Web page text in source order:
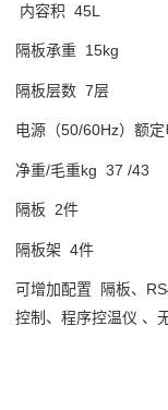
内容积 45L
隔板承重 15kg
隔板层数 7层
电源（50/60Hz）额
净重/毛重kg 37 /43
隔板 2件
隔板架 4件
可增加配置 隔板、
控制、程序控温仪 、